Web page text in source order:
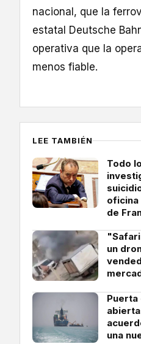
nacional, que la
estatal Deutsche
operativa que la
menos fiable.
LEE TAMBIÉN
Todo
de
un
Puerta
una